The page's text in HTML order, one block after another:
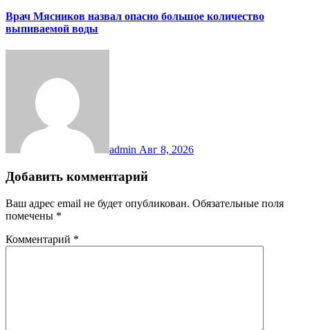
Врач Мясников назвал опасно большое количество
выпиваемой воды
admin Авг 8, 2026
Добавить комментарий
Ваш адрес email не будет опубликован. Обязательные поля
помечены *
Комментарий *